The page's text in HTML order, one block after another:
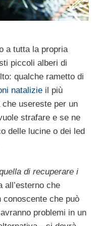
a tutta la propria
piccoli alberi di
qualche rametto di
natalizie il più
usereste per un
strafare e se ne
delle lucine o dei led
di recuperare i
all’esterno che
che può
problemi in un